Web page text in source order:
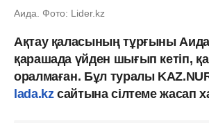
Аида. Фото: Lider.kz
Ақтау қаласының тұрғыны
қарашада үйден шығып кетіп,
оралмаған. Бұл туралы
lada.kzсайтына сілтеме жасап